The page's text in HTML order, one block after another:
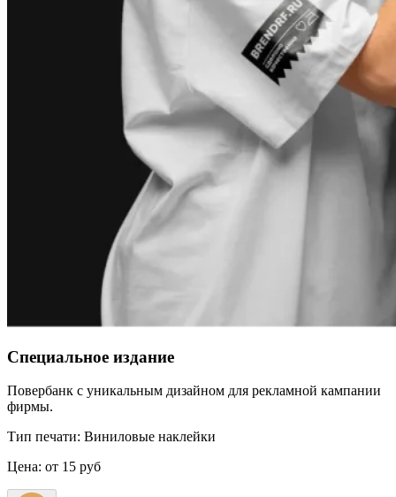
Специальное издание
Повербанк с уникальным дизайном для рекламной кампании
фирмы.
Тип печати: Виниловые наклейки
Цена: от 15 руб